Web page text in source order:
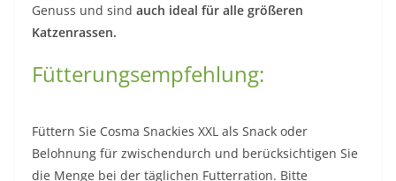
Genuss und sind auch ideal für alle größeren
Katzenrassen.
Fütterungsempfehlung:
Füttern Sie Cosma Snackies XXL als Snack oder
Belohnung für zwischendurch und berücksichtigen Sie
die Menge bei der täglichen Futterration. Bitte